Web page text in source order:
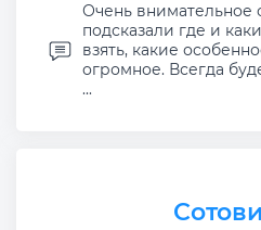
Очень внимательное
подсказали где и
взять, какие
огромное. Всегда
...